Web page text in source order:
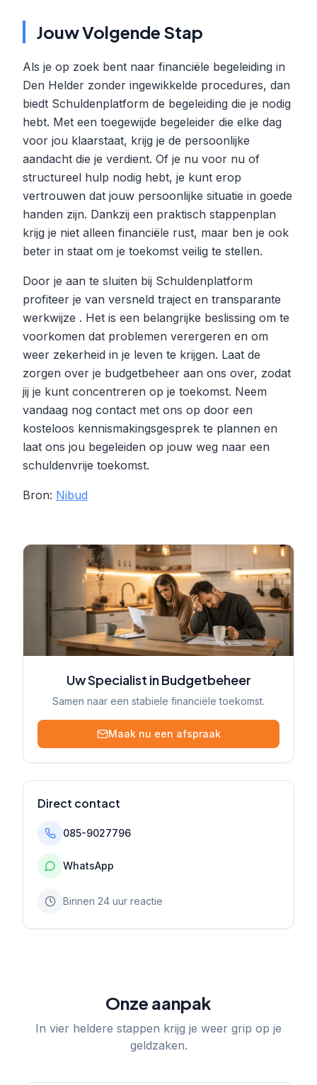
Jouw Volgende Stap
Als je op zoek bent naar financiële begeleiding in
Den Helder zonder ingewikkelde procedures, dan
biedt Schuldenplatform de begeleiding die je nodig
hebt. Met een toegewijde begeleider die elke dag
voor jou klaarstaat, krijg je de persoonlijke
aandacht die je verdient. Of je nu voor nu of
structureel hulp nodig hebt, je kunt erop
vertrouwen dat jouw persoonlijke situatie in goede
handen zijn. Dankzij een praktisch stappenplan
krijg je niet alleen financiële rust, maar ben je ook
beter in staat om je toekomst veilig te stellen.
Door je aan te sluiten bij Schuldenplatform
profiteer je van versneld traject en transparante
werkwijze . Het is een belangrijke beslissing om te
voorkomen dat problemen verergeren en om
weer zekerheid in je leven te krijgen. Laat de
zorgen over je budgetbeheer aan ons over, zodat
jij je kunt concentreren op je toekomst. Neem
vandaag nog contact met ons op door een
kosteloos kennismakingsgesprek te plannen en
laat ons jou begeleiden op jouw weg naar een
schuldenvrije toekomst.
Bron: Nibud
Uw Specialist in Budgetbeheer
Samen naar een stabiele financiële toekomst.
Maak nu een afspraak
Direct contact
085-9027796
WhatsApp
Binnen 24 uur reactie
Onze aanpak
In vier heldere stappen krijg je weer grip op je
geldzaken.